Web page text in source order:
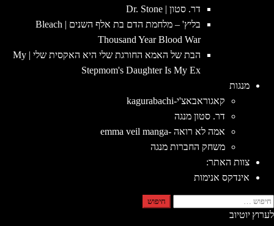
דר. סטון | Dr. Stone
בליץ' – מלחמת הדם בת אלף השנים | Bleach
Thousand Year Blood War
הבת של האמא החורגת שלי היא האקסית שלי | My
Stepmom's Daughter Is My Ex
מנגות
קאגוראבאצ'י-kagurabachi
דר. סטון מנגה
אמה לא רואה -emma veil manga
משחק החברות מנגה
צוות האתר:
אינדקס אנימות
חיפוש:
לערוץ יוטיוב